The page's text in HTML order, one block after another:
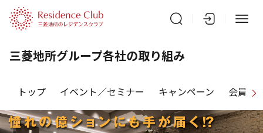
三菱地所グループ各社の取り組み
トップ イベント／セミナー キャンペーン 会員特